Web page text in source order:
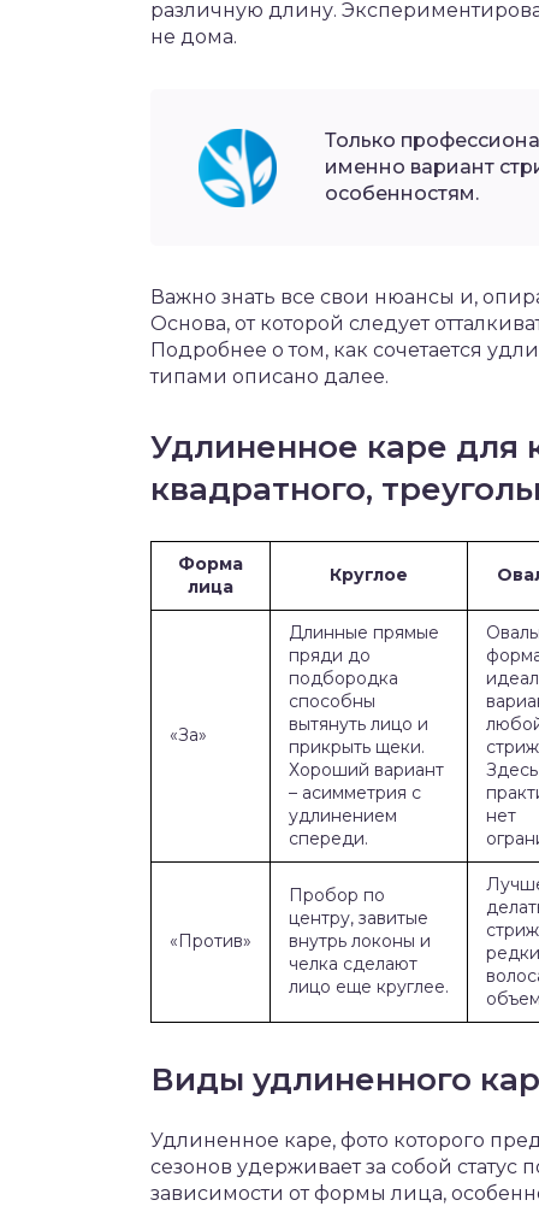
различную длину.
не дома.
Только
именно вариант
особенностям.
Важно знать все свои нюансы и,
Основа, от которой следует
Подробнее о том, как сочетается
типами описано далее.
Удлиненное каре для
квадратного,
Форма
лица
Круглое
«За»
Длинные прямые
пряди до
подбородка
способны
вытянуть лицо и
прикрыть щеки.
Хороший вариант
– асимметрия с
удлинением
спереди.
Здесь
нет
«Против»
Пробор по
центру, завитые
внутрь локоны и
челка сделают
лицо еще круглее.
Виды удлиненного
Удлиненное каре, фото которого
сезонов удерживает за собой
зависимости от формы лица,